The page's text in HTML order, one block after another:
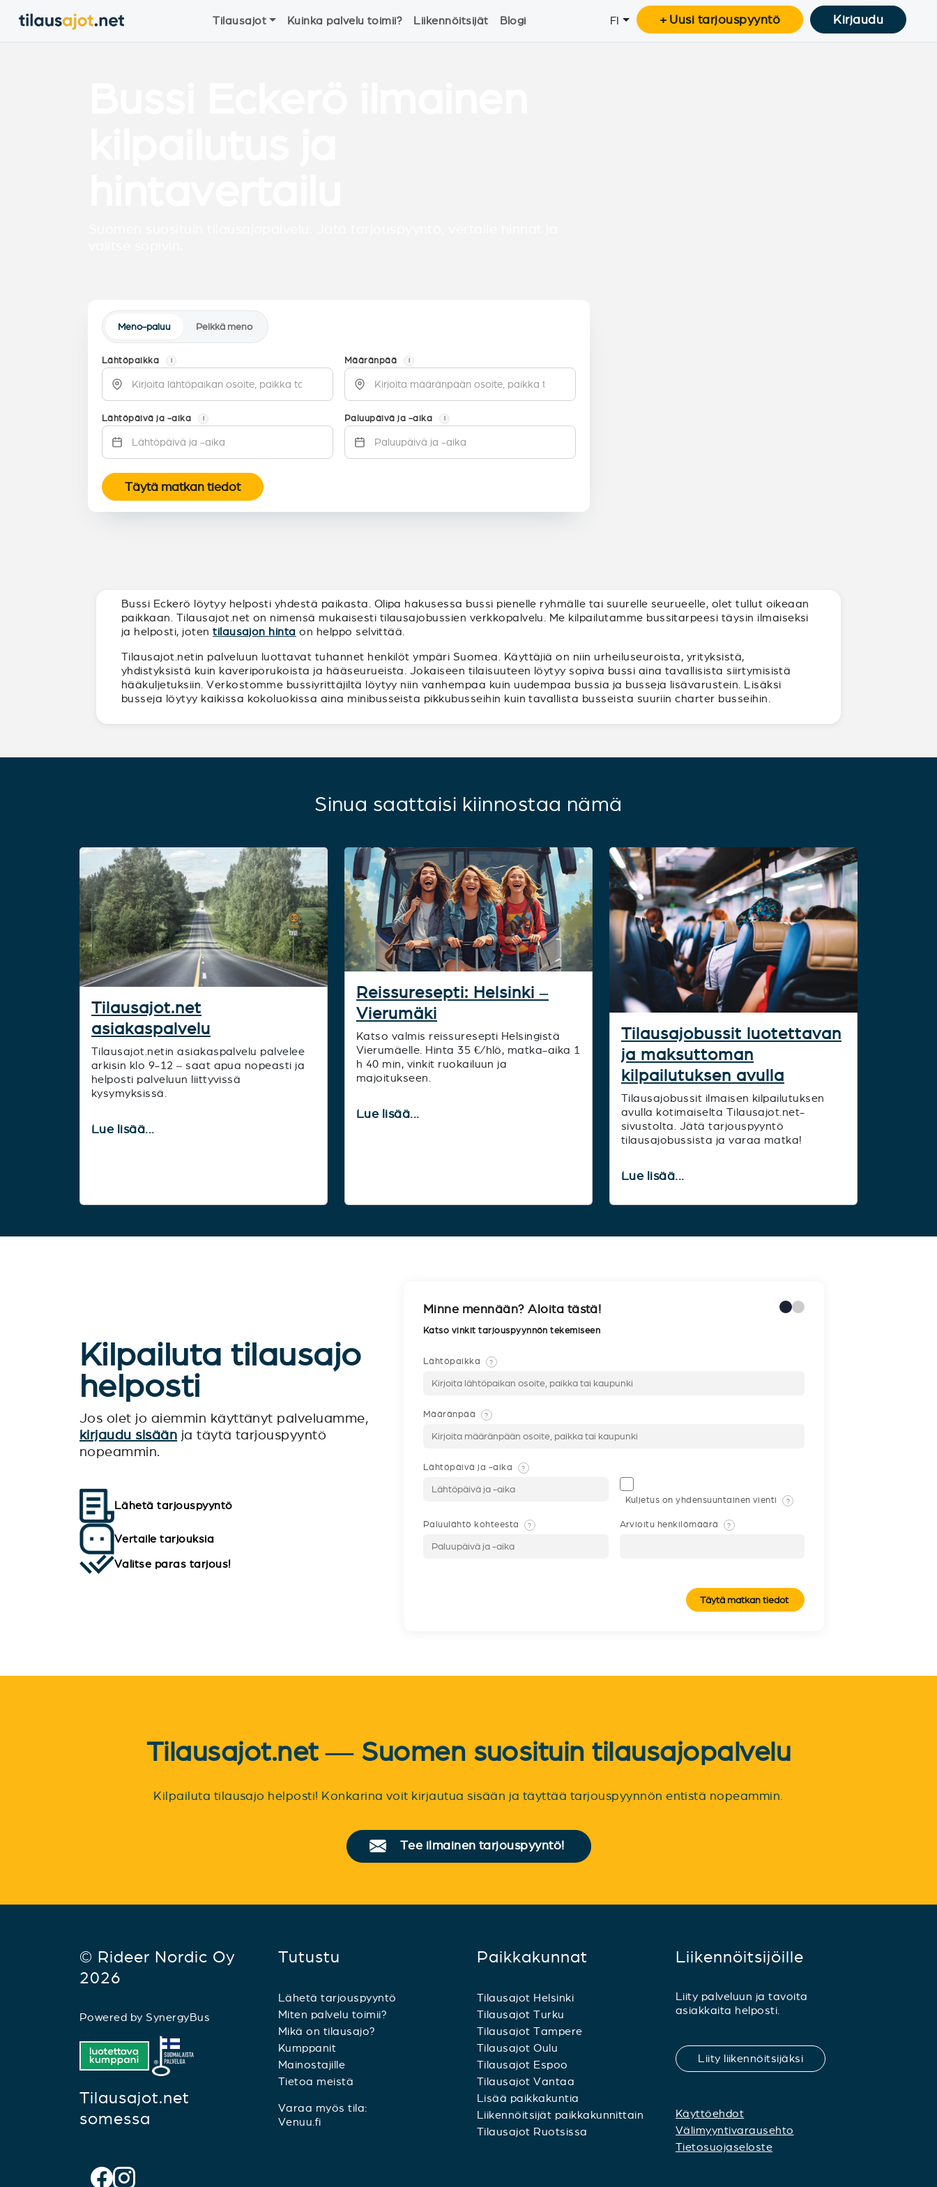
Tilausajot Kuinka palvelu toimii? Liikennöitsijät Blogi FI + Uusi tarjouspyyntö Kirjaudu
Meno-paluu Pelkkä meno
Lähtöpaikka i Määränpää i
Lähtöpäivä ja -aika i Paluupäivä ja -aika i
Täytä matkan tiedot
Bussi Eckerö löytyy helposti yhdestä paikasta. Olipa hakusessa bussi pienelle ryhmälle tai suurelle seurueelle, olet tullut oikeaan
paikkaan. Tilausajot.net on nimensä mukaisesti tilausajobussien verkkopalvelu. Me kilpailutamme bussitarpeesi täysin ilmaiseksi
ja helposti, jotentilausajon hinta on helppo selvittää.
Tilausajot.netin palveluun luottavat tuhannet henkilöt ympäri Suomea. Käyttäjiä on niin urheiluseuroista, yrityksistä,
yhdistyksistä kuin kaveriporukoista ja hääseurueista. Jokaiseen tilaisuuteen löytyy sopiva bussi aina tavallisista siirtymisistä
hääkuljetuksiin. Verkostomme bussiyrittäjiltä löytyy niin vanhempaa kuin uudempaa bussia ja busseja lisävarustein. Lisäksi
busseja löytyy kaikissa kokoluokissa aina minibusseista pikkubusseihin kuin tavallista busseista suuriin charter busseihin.
Sinua saattaisi kiinnostaa nämä
Tilausajot.net
asiakaspalvelu
Tilausajot.netin asiakaspalvelu palvelee
arkisin klo 9-12 – saat apua nopeasti ja
helposti palveluun liittyvissä
kysymyksissä.
Lue lisää...
Reissuresepti: Helsinki –
Vierumäki
Katso valmis reissuresepti Helsingistä
Vierumäelle. Hinta 35 €/hlö, matka-aika 1
h 40 min, vinkit ruokailuun ja
majoitukseen.
Lue lisää...
Tilausajobussit luotettavan
ja maksuttoman
kilpailutuksen avulla
Tilausajobussit ilmaisen kilpailutuksen
avulla kotimaiselta Tilausajot.net-
sivustolta. Jätä tarjouspyyntö
tilausajobussista ja varaa matka!
Lue lisää...
Kilpailuta tilausajo
helposti
Jos olet jo aiemmin käyttänyt palveluamme,
kirjaudu sisään ja täytä tarjouspyyntö
nopeammin.
Lähetä tarjouspyyntö
Vertaile tarjouksia
Valitse paras tarjous!
Minne mennään? Aloita tästä!
Katso vinkit tarjouspyynnön tekemiseen
Lähtöpaikka ?
Määränpää ?
Lähtöpäivä ja -aika ?
Kuljetus on yhdensuuntainen vienti ?
Paluulähtö kohteesta ? Arvioitu henkilömäärä ?
Täytä matkan tiedot
Tilausajot.net — Suomen suosituin tilausajopalvelu
Kilpailuta tilausajo helposti! Konkarina voit kirjautua sisään ja täyttää tarjouspyynnön entistä nopeammin.
Tee ilmainen tarjouspyyntö!
© Rideer Nordic Oy
2026
Powered by SynergyBus
Tilausajot.net
somessa
Tutustu
Lähetä tarjouspyyntö
Miten palvelu toimii?
Mikä on tilausajo?
Kumppanit
Mainostajille
Tietoa meistä
Varaa myös tila:
Venuu.fi
Paikkakunnat
Tilausajot Helsinki
Tilausajot Turku
Tilausajot Tampere
Tilausajot Oulu
Tilausajot Espoo
Tilausajot Vantaa
Lisää paikkakuntia
Liikennöitsijät paikkakunnittain
Tilausajot Ruotsissa
Liikennöitsijöille
Liity palveluun ja tavoita
asiakkaita helposti.
Liity liikennöitsijäksi
Käyttöehdot
Välimyyntivarausehto
Tietosuojaseloste